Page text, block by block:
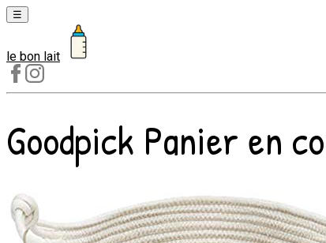
☰
Laits
1er
âge
2e
Laits
de
croissance
le bon lait
Goodpick Panier en